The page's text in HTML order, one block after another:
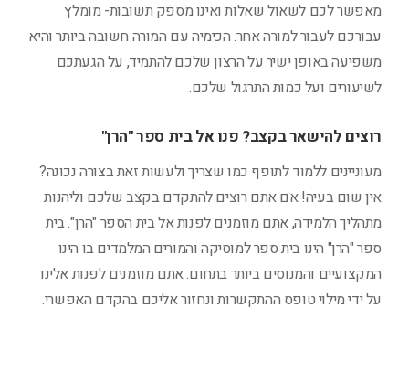
מאפשר לכם לשאול שאלות ואינו מספק תשובות- מומלץ
עבורכם לעבור למורה אחר. הכימיה עם המורה חשובה ביותר והיא
משפיעה באופן ישיר על הרצון שלכם להתמיד, על הגעתכם
לשיעורים ועל כמות התרגול שלכם.
רוצים להישאר בקצב? פנו אל בית ספר "הרן"
מעוניינים ללמוד לתופף כמו שצריך ולעשות זאת בצורה נכונה?
אין שום בעיה! אם אתם רוצים להתקדם בקצב שלכם וליהנות
מתהליך הלמידה, אתם מוזמנים לפנות אל בית הספר "הרן". בית
ספר "הרן" הינו בית ספר למוסיקה והמורים המלמדים בו הינו
המקצועיים והמנוסים ביותר בתחום. אתם מוזמנים לפנות אלינו
על ידי מילוי טופס ההתקשרות ונחזור אליכם בהקדם האפשרי.